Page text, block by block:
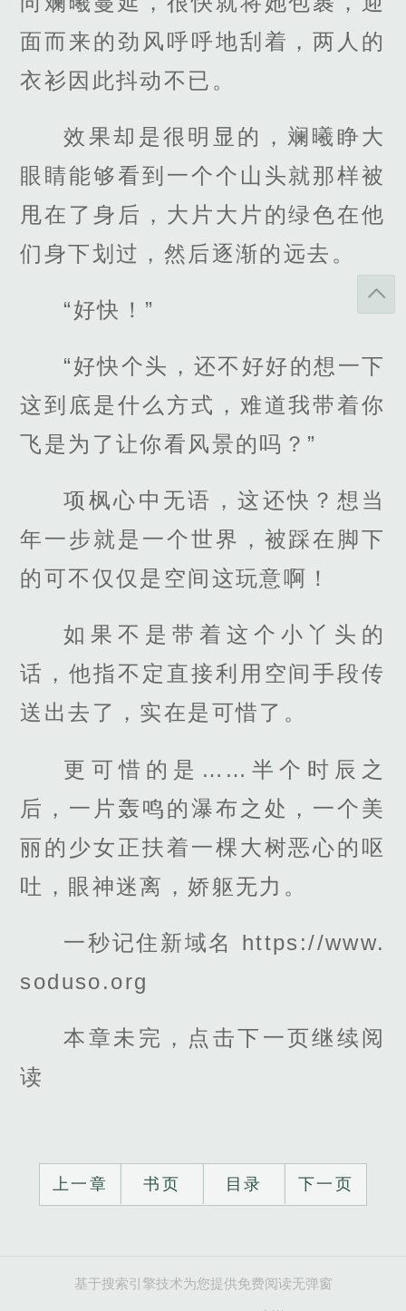
面而来的劲风呼呼地刮着，两人的
衣衫因此抖动不已。
效果却是很明显的，斓曦睁大
眼睛能够看到一个个山头就那样被
甩在了身后，大片大片的绿色在他
们身下划过，然后逐渐的远去。
“好快！”
“好快个头，还不好好的想一下
这到底是什么方式，难道我带着你
飞是为了让你看风景的吗？”
项枫心中无语，这还快？想当
年一步就是一个世界，被踩在脚下
的可不仅仅是空间这玩意啊！
如果不是带着这个小丫头的
话，他指不定直接利用空间手段传
送出去了，实在是可惜了。
更可惜的是……半个时辰之
后，一片轰鸣的瀑布之处，一个美
丽的少女正扶着一棵大树恶心的呕
吐，眼神迷离，娇躯无力。
一秒记住新域名 https://www.
soduso.org
本章未完，点击下一页继续阅
读
上一章 书页 目录 下一页
基于搜索引擎技术为您提供免费阅读无弹窗